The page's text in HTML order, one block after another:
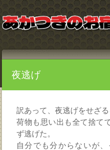
夜逃げ
訳あって、夜逃げをせざる
荷物も思い出も全て捨て
ず逃げた。
自分でも分からないが